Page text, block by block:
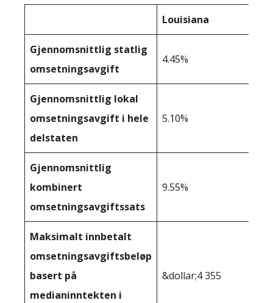
Louisiana
Gjennomsnittlig statlig
omsetningsavgift
4.45%
Gjennomsnittlig lokal
omsetningsavgift i hele
delstaten
5.10%
Gjennomsnittlig
kombinert
omsetningsavgiftssats
9.55%
Maksimalt innbetalt
omsetningsavgiftsbeløp
basert på
medianinntekten i
&dollar;4 355